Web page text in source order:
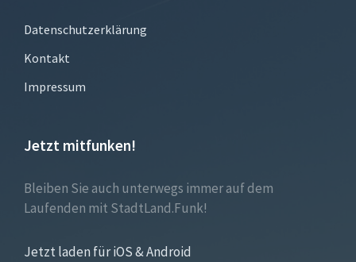
Datenschutzerklärung
Kontakt
Impressum
Jetzt mitfunken!
Bleiben Sie auch unterwegs immer auf dem
Laufenden mit StadtLand.Funk!
Jetzt laden für iOS & Android